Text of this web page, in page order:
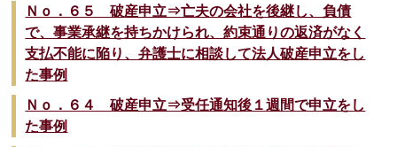
Ｎｏ．６５ 破産申立⇒亡夫の会社を後継し、負債
で、事業承継を持ちかけられ、約束通りの返済がなく
支払不能に陥り、弁護士に相談して法人破産申立をし
た事例
Ｎｏ．６４ 破産申立⇒受任通知後１週間で申立をし
た事例